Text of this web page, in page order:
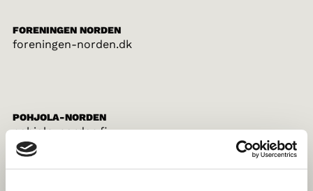
FORENINGEN NORDEN
foreningen-norden.dk
POHJOLA-NORDEN
pohjola-norden.fi